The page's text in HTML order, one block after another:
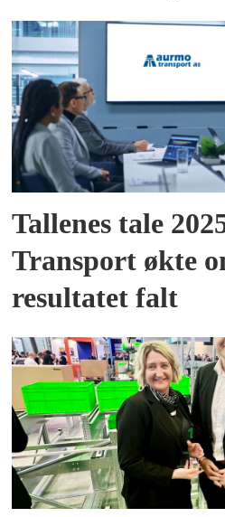
Tallenes tale
Transport økte
resultatet falt